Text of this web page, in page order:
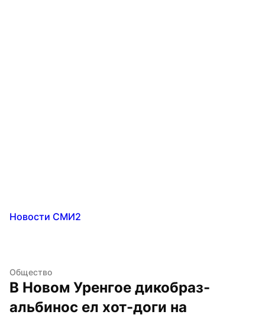
Новости СМИ2
Общество
В Новом Уренгое дикобраз-
альбинос ел хот-доги на